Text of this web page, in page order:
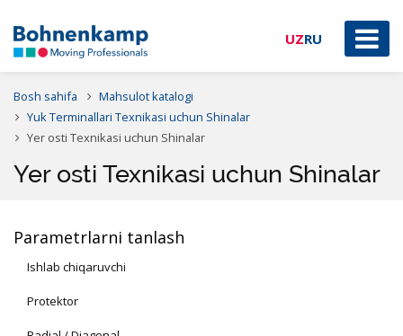
UZRU
Bosh sahifa
Mahsulot katalogi
Yuk Terminallari Texnikasi uchun Shinalar
Yer osti Texnikasi uchun Shinalar
Yer osti Texnikasi uchun Shinalar
Parametrlarni tanlash
Ishlab chiqaruvchi
Protektor